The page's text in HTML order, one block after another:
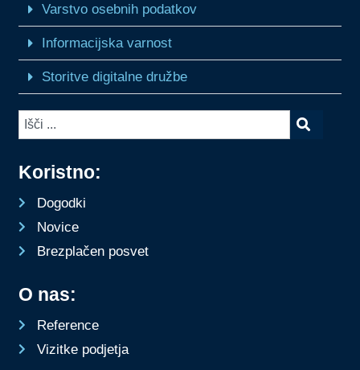
O nas:
Reference
Vizitke podjetja
Koristno:
Dogodki
Novice
Brezplačen posvet
Varstvo osebnih podatkov
Informacijska varnost
Storitve digitalne družbe